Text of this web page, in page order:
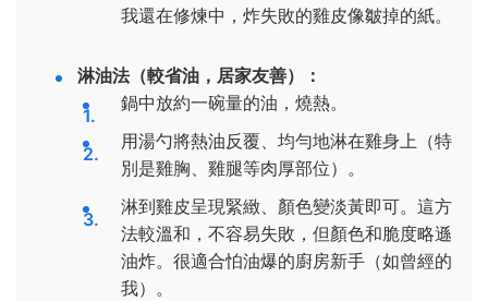
我還在修煉中，炸失敗的雞皮像皺掉的紙。
淋油法（較省油，居家友善）：
鍋中放約一碗量的油，燒熱。
用湯勺將熱油反覆、均勻地淋在雞身上（特
別是雞胸、雞腿等肉厚部位）。
淋到雞皮呈現緊緻、顏色變淡黃即可。這方
法較溫和，不容易失敗，但顏色和脆度略遜
油炸。很適合怕油爆的廚房新手（如曾經的
我）。